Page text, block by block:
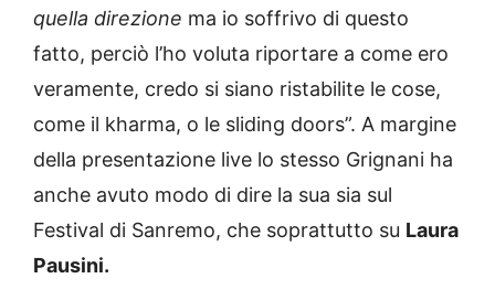
quella direzione ma io soffrivo di questo
fatto, perciò l’ho voluta riportare a come ero
veramente, credo si siano ristabilite le cose,
come il kharma, o le sliding doors”. A margine
della presentazione live lo stesso Grignani ha
anche avuto modo di dire la sua sia sul
Festival di Sanremo, che soprattutto su Laura
Pausini.